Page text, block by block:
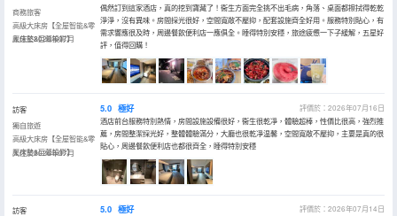
商務旅客
高級大床房【全屋智能&零
壓床墊&巨幕投影】
入住於2026年07月
偶然訂到這家酒店，真的挖到寶藏了！衞生方面完全挑不出毛病，角落、桌面都擦拭得乾乾
淨淨，沒有異味。房間採光很好，空間寬敞不壓抑，配套設施齊全好用。服務特別貼心，有
需求響應很及時，周邊餐飲便利店一應俱全。睡得特別安穩，旅途疲憊一下子緩解，五星好
評，值得回購！
訪客
獨自旅遊
高級大床房【全屋智能&零
壓床墊&巨幕投影】
入住於2026年07月
5.0 極好
評價於：2026年07月16日
酒店前台服務特別熱情，房間設施設備很好，衞生很乾凈，體驗超棒，性價比很高，強烈推
薦，房間整潔採光好，整體體驗滿分，大廳也很乾凈温馨，空間寬敞不壓抑，主要是真的很
貼心，周邊餐飲便利店也都很齊全，睡得特別安穩
訪客
5.0 極好
評價於：2026年07月14日